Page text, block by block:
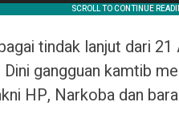
tindak lanjut dari
gangguan kamtib
HP, Narkoba dan